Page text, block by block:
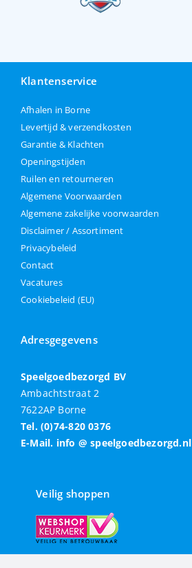
Klantenservice
Afhalen in Borne
Levertijd & verzendkosten
Garantie & Klachten
Openingstijden
Ruilen en retourneren
Algemene Voorwaarden
Algemene zakelijke voorwaarden
Disclaimer / Assortiment
Privacybeleid
Contact
Vacatures
Cookiebeleid (EU)
Adresgegevens
Speelgoedbezorgd BV
Ambachtstraat 2
7622AP Borne
Tel. (0)74-820 0376
E-Mail. info @ speelgoedbezorgd.nl
Veilig shoppen